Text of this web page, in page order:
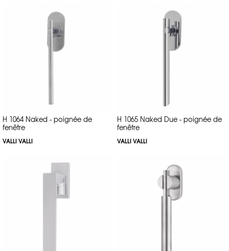
H 1064 Naked - poignée de
fenêtre
VALLI VALLI
H 1065 Naked Due - poignée de
fenêtre
VALLI VALLI